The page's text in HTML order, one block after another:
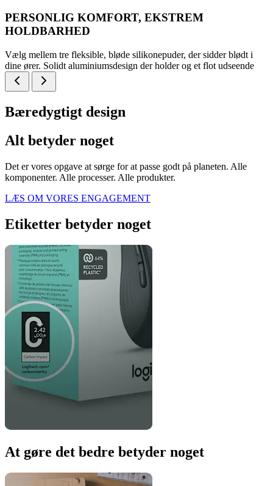
PERSONLIG KOMFORT, EKSTREM
HOLDBARHED
Vælg mellem tre fleksible, bløde silikonepuder, der sidder blødt i
dine ører. Solidt aluminiumsdesign der holder og et flot udseende
Bæredygtigt design
Alt betyder noget
Det er vores opgave at sørge for at passe godt på planeten. Alle
komponenter. Alle processer. Alle produkter.
LÆS OM VORES ENGAGEMENT
Etiketter betyder noget
At gøre det bedre betyder noget